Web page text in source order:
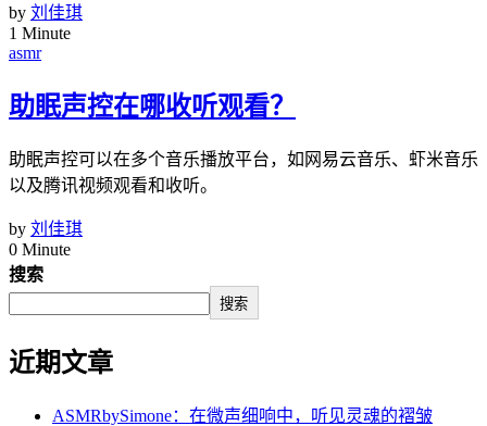
by 刘佳琪
1 Minute
asmr
助眠声控在哪收听观看？
助眠声控可以在多个音乐播放平台，如网易云音乐、虾米音乐
以及腾讯视频观看和收听。
by 刘佳琪
0 Minute
搜索
搜索
近期文章
ASMRbySimone：在微声细响中，听见灵魂的褶皱